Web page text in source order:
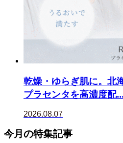
乾燥・ゆらぎ肌に。北
プラセンタを高濃度配
2026.08.07
今月の特集記事